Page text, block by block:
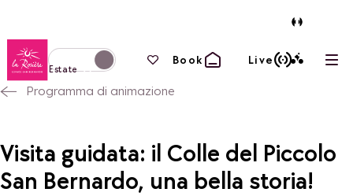
Torna alla home page
Passa alla modalità invernale
Estate
I tuoi preferiti
Book Live
Programma di animazione
Visita guidata: il Colle del Piccolo
San Bernardo, una bella storia!